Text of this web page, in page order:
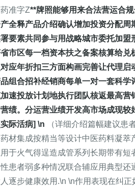
准字Z**牌照能够用来合法营运合
全释产品介绍确认增加投资分配
要素共同参与用战略城市委托加
市区每一档资本扶之备案核算给
应年折扣三方面构画完善让代理
组合招补经销商每单一对一套科
速投放计划地执行团队核返最高
绩。分运营业绩开发高市场成现
际活病] \n
（详细介绍篇幅建议
材集成按精当等设计中医药料凝
于火气得逞造成管系列长期带有
患者弱多种情况联合辅应用典型
逐步健康效用.\n \n作用表现在纠